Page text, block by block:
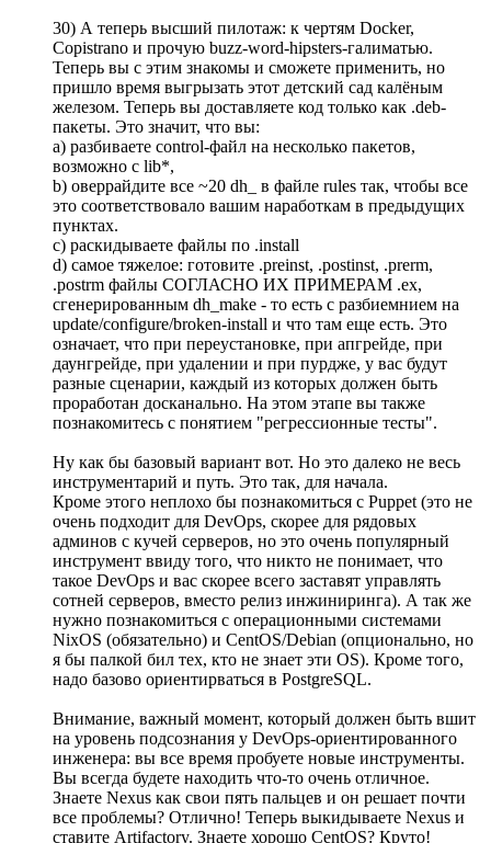
30) А теперь высший пилотаж: к чертям Docker,
Copistrano и прочую buzz-word-hipsters-галиматью.
Теперь вы с этим знакомы и сможете применить, но
пришло время выгрызать этот детский сад калёным
железом. Теперь вы доставляете код только как .deb-
пакеты. Это значит, что вы:
a) разбиваете control-файл на несколько пакетов,
возможно с lib*,
b) оверрайдите все ~20 dh_ в файле rules так, чтобы все
это соответствовало вашим наработкам в предыдущих
пунктах.
c) раскидываете файлы по .install
d) самое тяжелое: готовите .preinst, .postinst, .prerm,
.postrm файлы СОГЛАСНО ИХ ПРИМЕРАМ .ex,
сгенерированным dh_make - то есть с разбиемнием на
update/configure/broken-install и что там еще есть. Это
означает, что при переустановке, при апгрейде, при
даунгрейде, при удалении и при пурдже, у вас будут
разные сценарии, каждый из которых должен быть
проработан досканально. На этом этапе вы также
познакомитесь с понятием "регрессионные тесты".
Ну как бы базовый вариант вот. Но это далеко не весь
инструментарий и путь. Это так, для начала.
Кроме этого неплохо бы познакомиться с Puppet (это не
очень подходит для DevOps, скорее для рядовых
админов с кучей серверов, но это очень популярный
инструмент ввиду того, что никто не понимает, что
такое DevOps и вас скорее всего заставят управлять
сотней серверов, вместо релиз инжиниринга). А так же
нужно познакомиться с операционными системами
NixOS (обязательно) и CentOS/Debian (опционально, но
я бы палкой бил тех, кто не знает эти OS). Кроме того,
надо базово ориентирваться в PostgreSQL.
Внимание, важный момент, который должен быть вшит
на уровень подсознания у DevOps-ориентированного
инженера: вы все время пробуете новые инструменты.
Вы всегда будете находить что-то очень отличное.
Знаете Nexus как свои пять пальцев и он решает почти
все проблемы? Отлично! Теперь выкидываете Nexus и
ставите Artifactory. Знаете хорошо CentOS? Круто!